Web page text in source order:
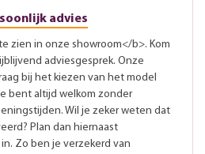
advies
zien in onze showroom</b>. Kom
adviesgesprek. Onze
bij het kiezen van het model
bent altijd welkom zonder
Wil je zeker weten dat
Plan dan hiernaast
Zo ben je verzekerd van